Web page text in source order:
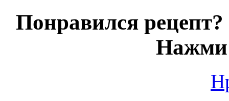
Понравился
Нажми